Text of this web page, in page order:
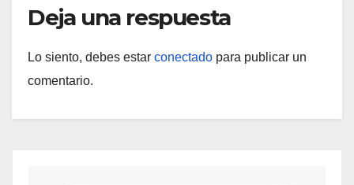
Deja una respuesta
Lo siento, debes estar conectado para publicar un
comentario.